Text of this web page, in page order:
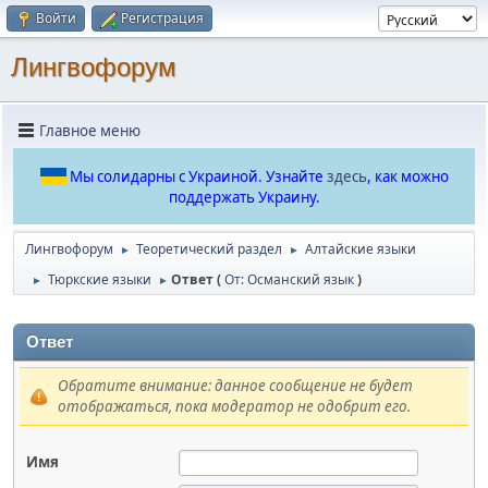
Войти Регистрация
Лингвофорум
Главное меню
Мы солидарны с Украиной. Узнайте здесь, как можно
поддержать Украину.
Лингвофорум ► Теоретический раздел ► Алтайские языки
► Тюркские языки ► Ответ (От: Османский язык)
Ответ
Обратите внимание: данное сообщение не будет
отображаться, пока модератор не одобрит его.
Имя